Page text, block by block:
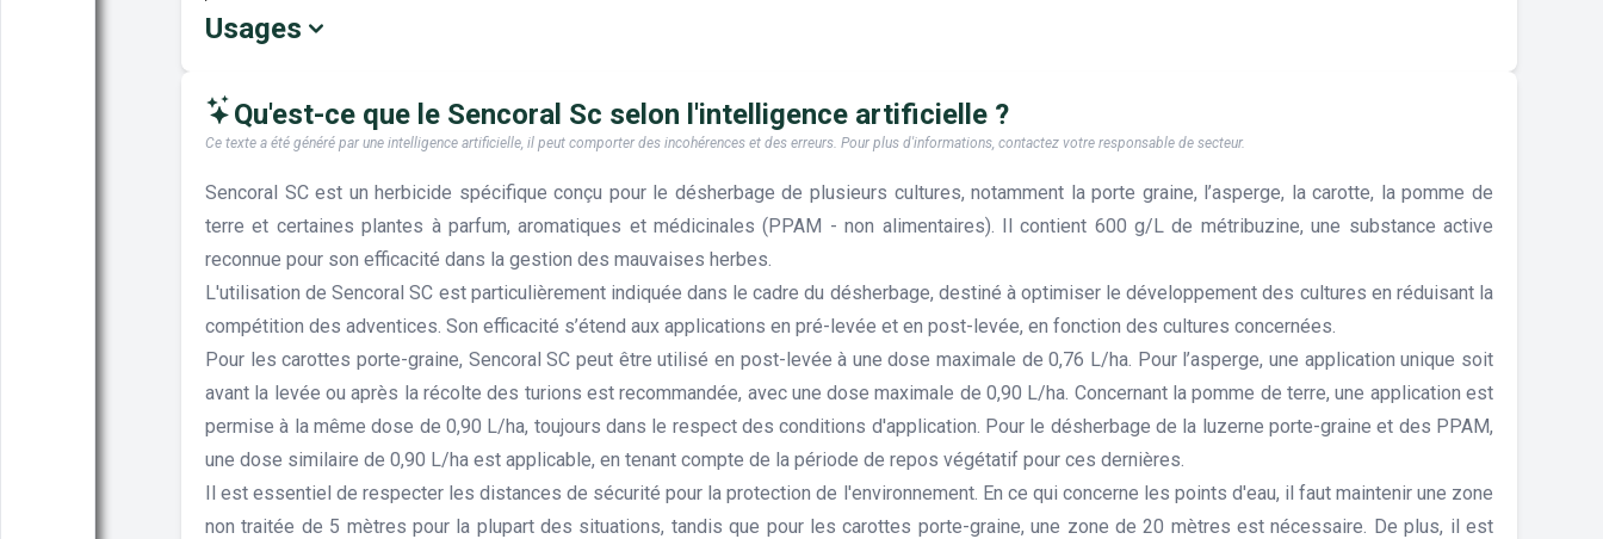
Usages
Qu'est-ce que le Sencoral Sc selon l'intelligence artificielle ?
Ce texte a été généré par une intelligence artificielle, il peut comporter des incohérences et des erreurs. Pour plus d'informations, contactez votre responsable de secteur.
Sencoral SC est un herbicide spécifique conçu pour le désherbage de plusieurs cultures, notamment la porte graine, l’asperge, la carotte, la pomme de
terre et certaines plantes à parfum, aromatiques et médicinales (PPAM - non alimentaires). Il contient 600 g/L de métribuzine, une substance active
reconnue pour son efficacité dans la gestion des mauvaises herbes.
L'utilisation de Sencoral SC est particulièrement indiquée dans le cadre du désherbage, destiné à optimiser le développement des cultures en réduisant la
compétition des adventices. Son efficacité s’étend aux applications en pré-levée et en post-levée, en fonction des cultures concernées.
Pour les carottes porte-graine, Sencoral SC peut être utilisé en post-levée à une dose maximale de 0,76 L/ha. Pour l’asperge, une application unique soit
avant la levée ou après la récolte des turions est recommandée, avec une dose maximale de 0,90 L/ha. Concernant la pomme de terre, une application est
permise à la même dose de 0,90 L/ha, toujours dans le respect des conditions d'application. Pour le désherbage de la luzerne porte-graine et des PPAM,
une dose similaire de 0,90 L/ha est applicable, en tenant compte de la période de repos végétatif pour ces dernières.
Il est essentiel de respecter les distances de sécurité pour la protection de l'environnement. En ce qui concerne les points d'eau, il faut maintenir une zone
non traitée de 5 mètres pour la plupart des situations, tandis que pour les carottes porte-graine, une zone de 20 mètres est nécessaire. De plus, il est